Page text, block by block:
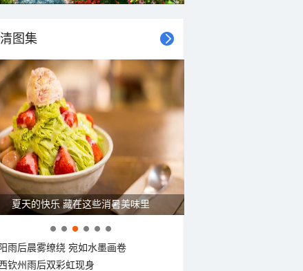
图集
夏天的快乐 藏在这些消暑美味里
雨后晨雾缭绕 宛如水墨画卷
钦州雨后双彩虹现身